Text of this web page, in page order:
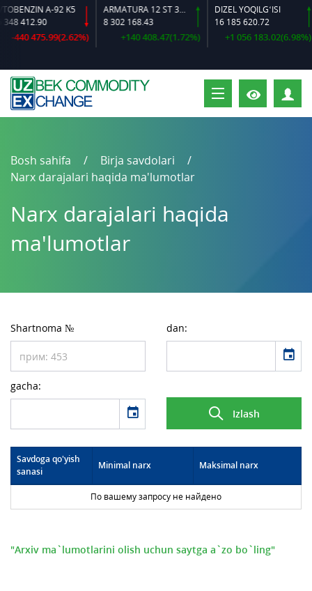
A-92 K5
412.90
-440 475.99(2.62%)
ARMATURA 12 ST 35 GS O‘LCHAMLI
8 302 168.43
+140 408.47(1.72%)
DIZEL YOQILG‘ISI
16 185 620.72
+1 056 183.02(6.98%)
Bosh sahifa
Birja savdolari
Narx darajalari haqida ma'lumotlar
Narx darajalari haqida
ma'lumotlar
Shartnoma № dan:
event
gacha:
event Izlash
Savdoga qo'yish
sanasi
Minimal narx Maksimal narx
По вашему запросу не найдено
"Arxiv ma`lumotlarini olish uchun saytga a`zo bo`ling"